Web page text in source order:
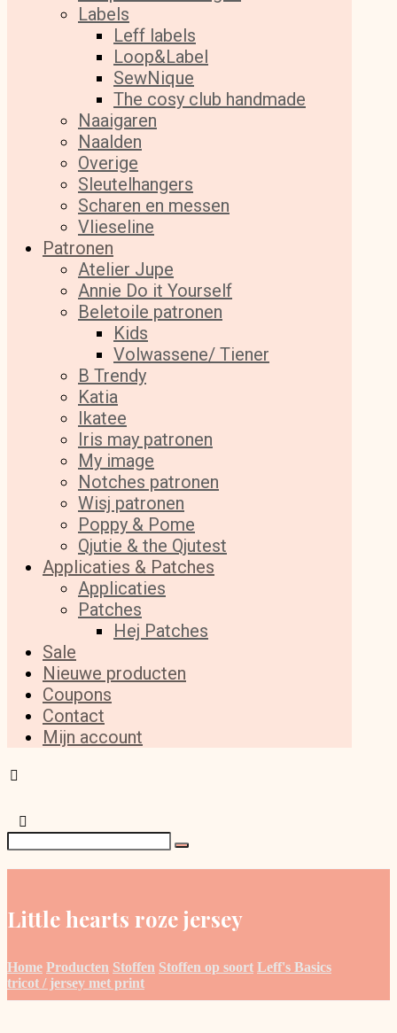
Labels
Leff labels
Loop&Label
SewNique
The cosy club handmade
Naaigaren
Naalden
Overige
Sleutelhangers
Scharen en messen
Vlieseline
Patronen
Atelier Jupe
Annie Do it Yourself
Beletoile patronen
Kids
Volwassene/ Tiener
B Trendy
Katia
Ikatee
Iris may patronen
My image
Notches patronen
Wisj patronen
Poppy & Pome
Qjutie & the Qjutest
Applicaties & Patches
Applicaties
Patches
Hej Patches
Sale
Nieuwe producten
Coupons
Contact
Mijn account
Little hearts roze jersey
Home Producten Stoffen Stoffen op soort Leff's Basics
tricot / jersey met print